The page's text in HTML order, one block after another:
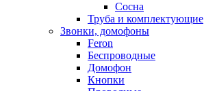
Сосна
Труба и комплектующие
Звонки, домофоны
Feron
Беспроводные
Домофон
Кнопки